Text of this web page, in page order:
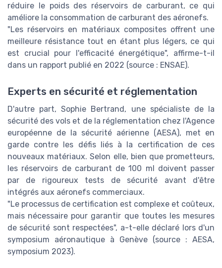
réduire le poids des réservoirs de carburant, ce qui
améliore la consommation de carburant des aéronefs.
"Les réservoirs en matériaux composites offrent une
meilleure résistance tout en étant plus légers, ce qui
est crucial pour l'efficacité énergétique", affirme-t-il
dans un rapport publié en 2022 (source : ENSAE).
Experts en sécurité et réglementation
D'autre part, Sophie Bertrand, une spécialiste de la
sécurité des vols et de la réglementation chez l'Agence
européenne de la sécurité aérienne (AESA), met en
garde contre les défis liés à la certification de ces
nouveaux matériaux. Selon elle, bien que prometteurs,
les réservoirs de carburant de 100 ml doivent passer
par de rigoureux tests de sécurité avant d'être
intégrés aux aéronefs commerciaux.
"Le processus de certification est complexe et coûteux,
mais nécessaire pour garantir que toutes les mesures
de sécurité sont respectées", a-t-elle déclaré lors d'un
symposium aéronautique à Genève (source : AESA,
symposium 2023).